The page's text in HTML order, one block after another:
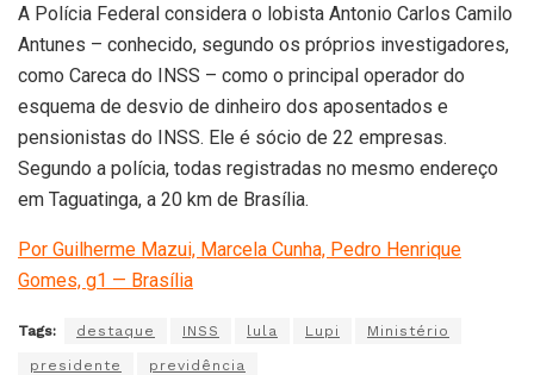
A Polícia Federal considera o lobista Antonio Carlos Camilo
Antunes – conhecido, segundo os próprios investigadores,
como Careca do INSS – como o principal operador do
esquema de desvio de dinheiro dos aposentados e
pensionistas do INSS. Ele é sócio de 22 empresas.
Segundo a polícia, todas registradas no mesmo endereço
em Taguatinga, a 20 km de Brasília.
Por Guilherme Mazui, Marcela Cunha, Pedro Henrique
Gomes, g1 — Brasília
Tags: destaque INSS lula Lupi Ministério
presidente previdência